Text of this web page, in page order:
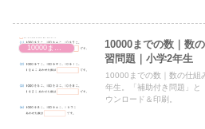
10000までの数（1000より大きい数）
10000までの数｜数
習問題｜小学2年生
10000までの数｜数の仕組
年生。「補助付き問題」と
ウンロード＆印刷。